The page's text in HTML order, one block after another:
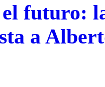
el futuro:
a